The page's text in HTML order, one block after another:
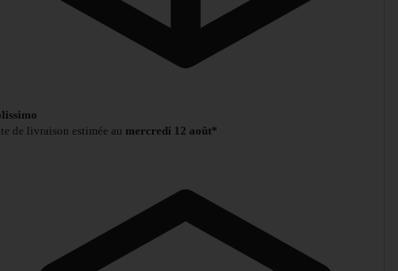
de livraison estimée au mercredi 12 août*